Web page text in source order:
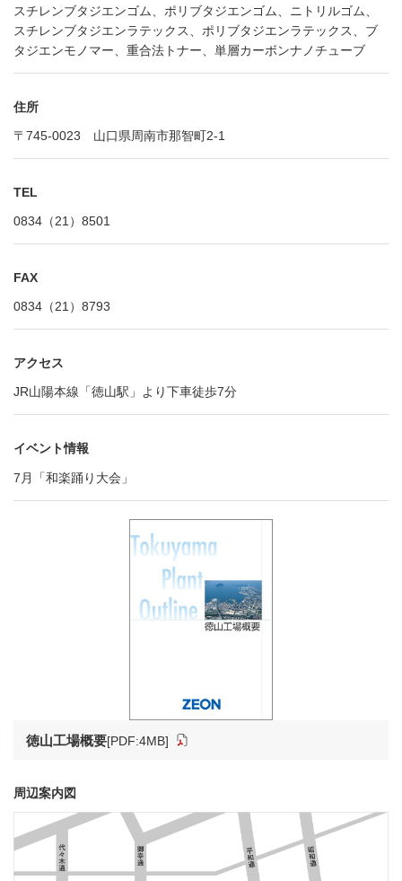
スチレンブタジエンゴム、ポリブタジエンゴム、ニトリルゴム、
スチレンブタジエンラテックス、ポリブタジエンラテックス、ブ
タジエンモノマー、重合法トナー、単層カーボンナノチューブ
住所
〒745-0023 山口県周南市那智町2-1
TEL
0834（21）8501
FAX
0834（21）8793
アクセス
JR山陽本線「徳山駅」より下車徒歩7分
イベント情報
7月「和楽踊り大会」
徳山工場概要[PDF:4MB]
周辺案内図